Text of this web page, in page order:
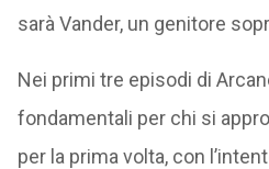
sarà Vander, un genitore
Nei primi tre episodi di
fondamentali per chi si
per la prima volta, con